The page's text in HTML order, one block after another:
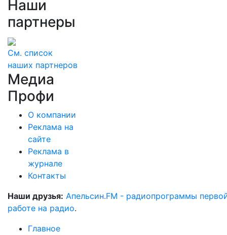
Наши
партнеры
См. список
наших партнеров
Медиа
Профи
О компании
Реклама на
сайте
Реклама в
журнале
Контакты
Наши друзья: Апельсин.FM - радиопрограммы
работе на радио.
Главное